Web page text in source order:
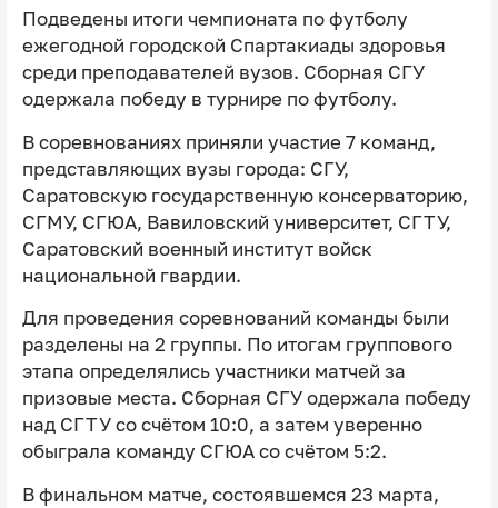
Подведены итоги чемпионата по футболу
ежегодной городской Спартакиады здоровья
среди преподавателей вузов. Сборная СГУ
одержала победу в турнире по футболу.
В соревнованиях приняли участие 7 команд,
представляющих вузы города: СГУ,
Саратовскую государственную консерваторию,
СГМУ, СГЮА, Вавиловский университет, СГТУ,
Саратовский военный институт войск
национальной гвардии.
Для проведения соревнований команды были
разделены на 2 группы. По итогам группового
этапа определялись участники матчей за
призовые места. Сборная СГУ одержала победу
над СГТУ со счётом 10:0, а затем уверенно
обыграла команду СГЮА со счётом 5:2.
В финальном матче, состоявшемся 23 марта,